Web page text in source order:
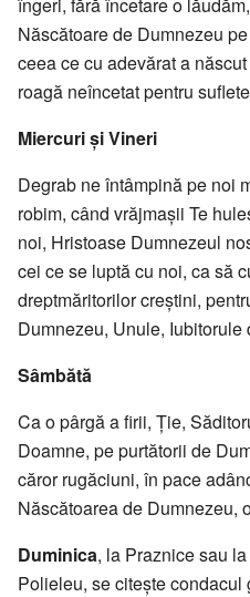
Născătoare de Dumnezeu
ceea ce cu adevărat a
roagă neîncetat pentru
Miercuri şi Vineri
Degrab ne întâmpină pe noi
robim, când vrăjmaşii Te
noi, Hristoase Dumnezeul
cei ce se luptă cu noi, ca să
dreptmăritorilor creştini,
Dumnezeu, Unule, Iubitorule
Sâmbătă
Ca o pârgă a firii, Ţie,
Doamne, pe purtătorii de
căror rugăciuni, în pace
Născătoarea de Dumnezeu,
Duminica, la Praznice sau
Polieleu, se citeşte